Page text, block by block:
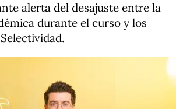
alerta del desajuste entre la
durante el curso y los